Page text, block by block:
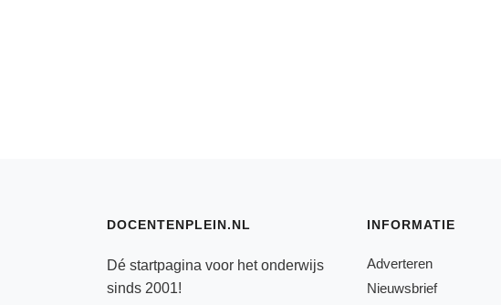
DOCENTENPLEIN.NL
Dé startpagina voor het onderwijs
sinds 2001!
INFORMATIE
Adverteren
Nieuwsbrief